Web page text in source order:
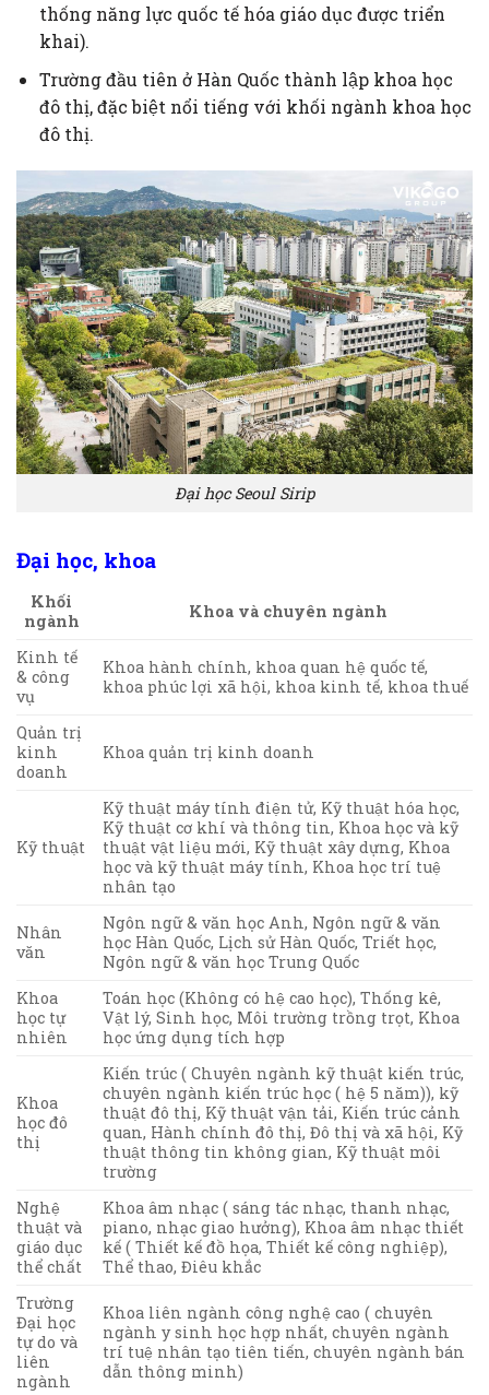
thống năng lực quốc tế hóa giáo dục được triển
khai).
Trường đầu tiên ở Hàn Quốc thành lập khoa học
đô thị, đặc biệt nổi tiếng với khối ngành khoa học
đô thị.
Đại học Seoul Sirip
Đại học, khoa
Khối
ngành
Khoa và chuyên ngành
Kinh tế
& công
vụ
Khoa hành chính, khoa quan hệ quốc tế,
khoa phúc lợi xã hội, khoa kinh tế, khoa thuế
Quản trị
kinh
doanh
Khoa quản trị kinh doanh
Kỹ thuật
Kỹ thuật máy tính điện tử, Kỹ thuật hóa học,
Kỹ thuật cơ khí và thông tin, Khoa học và kỹ
thuật vật liệu mới, Kỹ thuật xây dựng, Khoa
học và kỹ thuật máy tính, Khoa học trí tuệ
nhân tạo
Nhân
văn
Ngôn ngữ & văn học Anh, Ngôn ngữ & văn
học Hàn Quốc, Lịch sử Hàn Quốc, Triết học,
Ngôn ngữ & văn học Trung Quốc
Khoa
học tự
nhiên
Toán học (Không có hệ cao học), Thống kê,
Vật lý, Sinh học, Môi trường trồng trọt, Khoa
học ứng dụng tích hợp
Khoa
học đô
thị
Kiến trúc ( Chuyên ngành kỹ thuật kiến trúc,
chuyên ngành kiến trúc học ( hệ 5 năm)), kỹ
thuật đô thị, Kỹ thuật vận tải, Kiến trúc cảnh
quan, Hành chính đô thị, Đô thị và xã hội, Kỹ
thuật thông tin không gian, Kỹ thuật môi
trường
Nghệ
thuật và
giáo dục
thể chất
Khoa âm nhạc ( sáng tác nhạc, thanh nhạc,
piano, nhạc giao hưởng), Khoa âm nhạc thiết
kế ( Thiết kế đồ họa, Thiết kế công nghiệp),
Thể thao, Điêu khắc
Trường
Đại học
tự do và
liên
ngành
Khoa liên ngành công nghệ cao ( chuyên
ngành y sinh học hợp nhất, chuyên ngành
trí tuệ nhân tạo tiên tiến, chuyên ngành bán
dẫn thông minh)